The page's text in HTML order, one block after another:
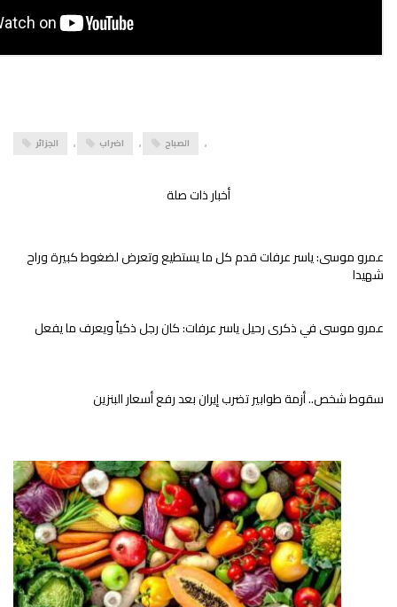
الجزائر , اضراب , الصباح ,
أخبار ذات صلة
عمرو موسى: ياسر عرفات قدم كل ما يستطيع وتعرض لضغوط كبيرة وراح
شهيدا
عمرو موسى في ذكرى رحيل ياسر عرفات: كان رجل ذكياً ويعرف ما يفعل
سقوط شخص.. أزمة طوابير تضرب إيران بعد رفع أسعار البنزين